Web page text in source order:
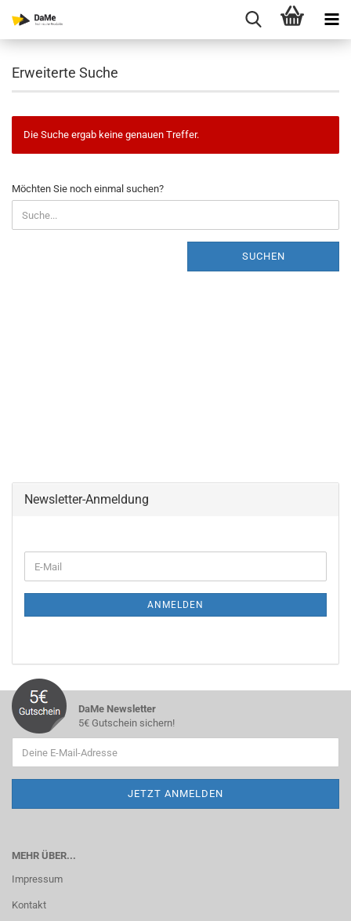
Erweiterte Suche
Die Suche ergab keine genauen Treffer.
MÖCHTEN
SIE
NOCH
EINMAL
Möchten Sie noch einmal suchen?
SUCHEN
Newsletter-Anmeldung
ZUR
E-
Mail
ANMELDEN
DaMe Newsletter
5€ Gutschein sichern!
MEHR ÜBER...
Impressum
Kontakt